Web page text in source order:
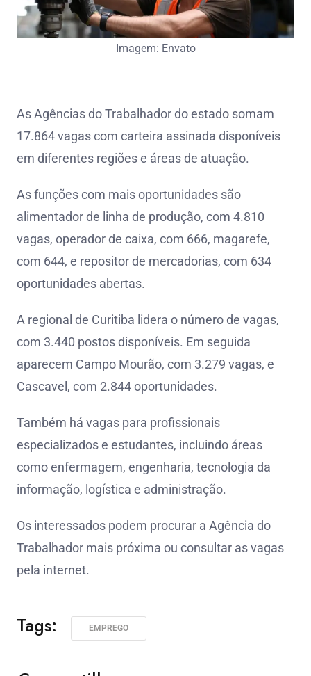
Imagem: Envato
As Agências do Trabalhador do estado somam
17.864 vagas com carteira assinada disponíveis
em diferentes regiões e áreas de atuação.
As funções com mais oportunidades são
alimentador de linha de produção, com 4.810
vagas, operador de caixa, com 666, magarefe,
com 644, e repositor de mercadorias, com 634
oportunidades abertas.
A regional de Curitiba lidera o número de vagas,
com 3.440 postos disponíveis. Em seguida
aparecem Campo Mourão, com 3.279 vagas, e
Cascavel, com 2.844 oportunidades.
Também há vagas para profissionais
especializados e estudantes, incluindo áreas
como enfermagem, engenharia, tecnologia da
informação, logística e administração.
Os interessados podem procurar a Agência do
Trabalhador mais próxima ou consultar as vagas
pela internet.
Tags: EMPREGO